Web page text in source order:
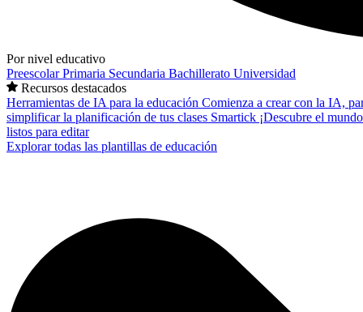
Por nivel educativo
PreescolarPrimaria Secundaria Bachillerato Universidad
Recursos destacados
Herramientas de IA para la educación Comienza a crear con la IA,
simplificar la planificación de tus clases Smartick ¡Descubre el
listos para editar
Explorar todas las plantillas de educación